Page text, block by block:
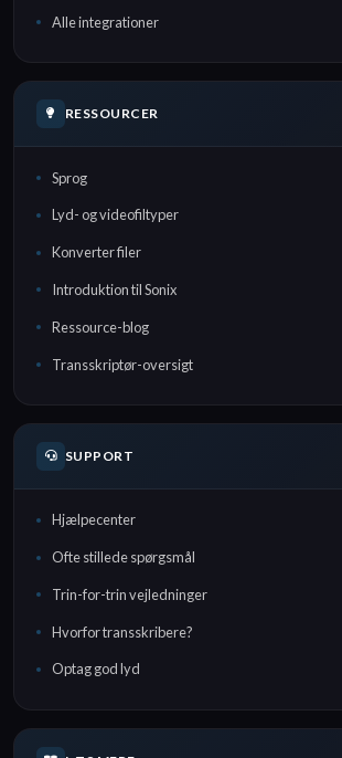
Alle integrationer
RESSOURCER
Sprog
Lyd- og videofiltyper
Konverter filer
Introduktion til Sonix
Ressource-blog
Transskriptør-oversigt
SUPPORT
Hjælpecenter
Ofte stillede spørgsmål
Trin-for-trin vejledninger
Hvorfor transskribere?
Optag god lyd